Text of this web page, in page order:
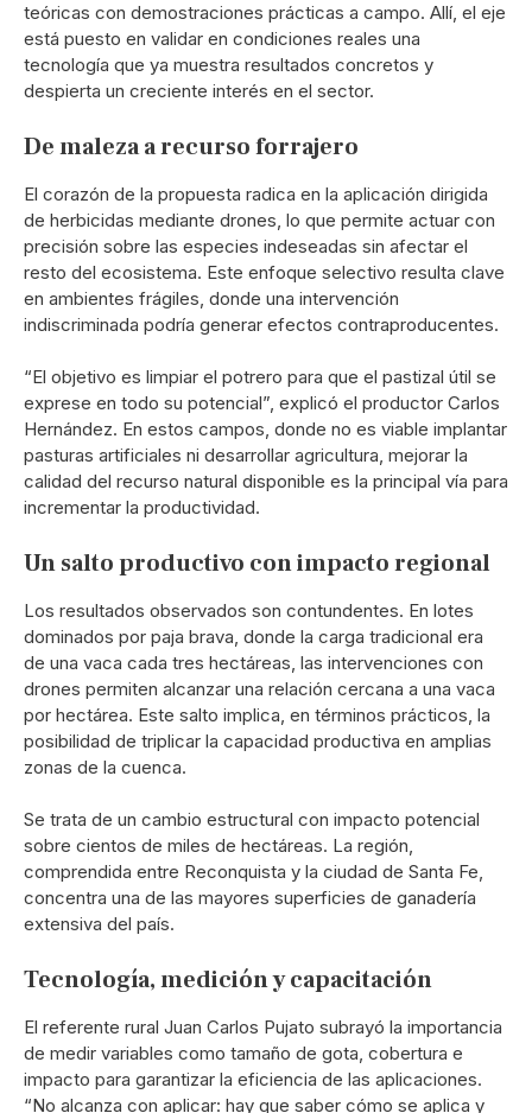
teóricas con demostraciones prácticas a campo. Allí, el eje
está puesto en validar en condiciones reales una
tecnología que ya muestra resultados concretos y
despierta un creciente interés en el sector.
De maleza a recurso forrajero
El corazón de la propuesta radica en la aplicación dirigida
de herbicidas mediante drones, lo que permite actuar con
precisión sobre las especies indeseadas sin afectar el
resto del ecosistema. Este enfoque selectivo resulta clave
en ambientes frágiles, donde una intervención
indiscriminada podría generar efectos contraproducentes.
“El objetivo es limpiar el potrero para que el pastizal útil se
exprese en todo su potencial”, explicó el productor Carlos
Hernández. En estos campos, donde no es viable implantar
pasturas artificiales ni desarrollar agricultura, mejorar la
calidad del recurso natural disponible es la principal vía para
incrementar la productividad.
Un salto productivo con impacto regional
Los resultados observados son contundentes. En lotes
dominados por paja brava, donde la carga tradicional era
de una vaca cada tres hectáreas, las intervenciones con
drones permiten alcanzar una relación cercana a una vaca
por hectárea. Este salto implica, en términos prácticos, la
posibilidad de triplicar la capacidad productiva en amplias
zonas de la cuenca.
Se trata de un cambio estructural con impacto potencial
sobre cientos de miles de hectáreas. La región,
comprendida entre Reconquista y la ciudad de Santa Fe,
concentra una de las mayores superficies de ganadería
extensiva del país.
Tecnología, medición y capacitación
El referente rural Juan Carlos Pujato subrayó la importancia
de medir variables como tamaño de gota, cobertura e
impacto para garantizar la eficiencia de las aplicaciones.
“No alcanza con aplicar: hay que saber cómo se aplica y